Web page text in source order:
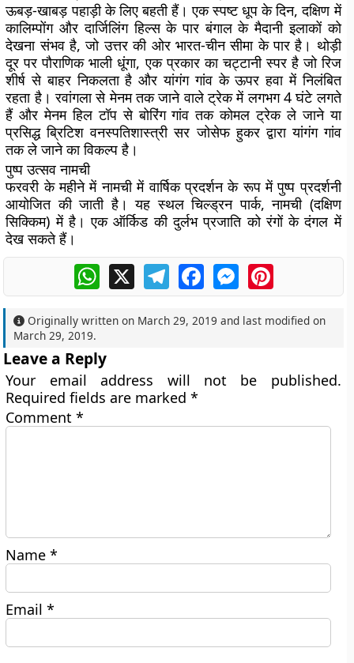
ऊबड़-खाबड़ पहाड़ी के लिए बहती हैं। एक स्पष्ट धूप के दिन, दक्षिण में
कालिम्पोंग और दार्जिलिंग हिल्स के पार बंगाल के मैदानी इलाकों को
देखना संभव है, जो उत्तर की ओर भारत-चीन सीमा के पार है। थोड़ी
दूर पर पौराणिक भाली धूंगा, एक प्रकार का चट्टानी स्पर है जो रिज
शीर्ष से बाहर निकलता है और यांगंग गांव के ऊपर हवा में निलंबित
रहता है। रवांगला से मेनम तक जाने वाले ट्रेक में लगभग 4 घंटे लगते
हैं और मेनम हिल टॉप से ​​बोरिंग गांव तक कोमल ट्रेक ले जाने या
प्रसिद्ध ब्रिटिश वनस्पतिशास्त्री सर जोसेफ हुकर द्वारा यांगंग गांव
तक ले जाने का विकल्प है।
पुष्प उत्सव नामची
फरवरी के महीने में नामची में वार्षिक प्रदर्शन के रूप में पुष्प प्रदर्शनी
आयोजित की जाती है। यह स्थल चिल्ड्रन पार्क, नामची (दक्षिण
सिक्किम) में है। एक ऑर्किड की दुर्लभ प्रजाति को रंगों के दंगल में
देख सकते हैं।
WhatsApp
X TelegramFacebookMessengerPinterest
Originally written on March 29, 2019 and last modified on
March 29, 2019.
Leave a Reply
Your email address will not be published.
Required fields are marked*
Comment*
Name*
Email*